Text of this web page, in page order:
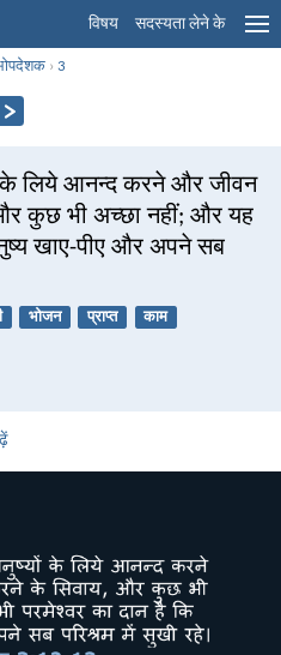
विषय सदस्यता लेने के
›3
के लिये आनन्द करने और जीवन
कुछ भी अच्छा नहीं; और यह
खाए-पीए और अपने सब
भोजन प्राप्त काम